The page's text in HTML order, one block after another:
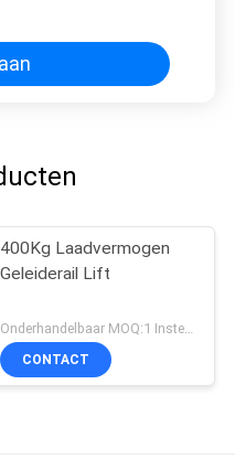
400Kg Laadvermogen
Geleiderail Lift
Onderhandelbaar MOQ:1 Instellen
CONTACT